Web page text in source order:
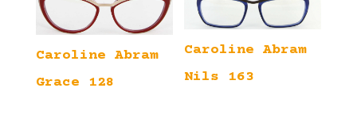
Caroline Abram
Grace 128
Caroline Abram
Nils 163